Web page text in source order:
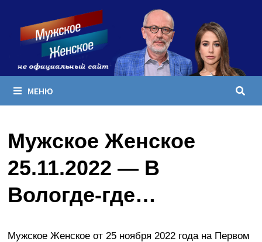
содержимому
МЕНЮ
Мужское Женское
25.11.2022 — В
Вологде-где…
Мужское Женское от 25 ноября 2022 года на Первом